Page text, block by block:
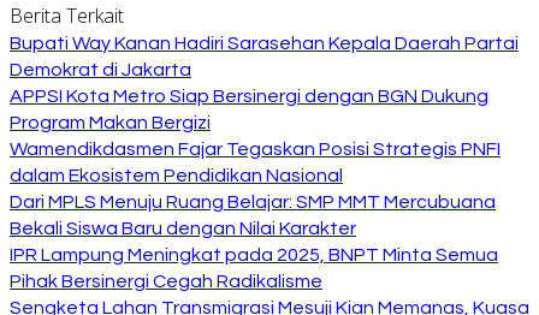
Berita Terkait
Bupati Way Kanan Hadiri Sarasehan Kepala Daerah Partai
Demokrat di Jakarta
APPSI Kota Metro Siap Bersinergi dengan BGN Dukung
Program Makan Bergizi
Wamendikdasmen Fajar Tegaskan Posisi Strategis PNFI
dalam Ekosistem Pendidikan Nasional
Dari MPLS Menuju Ruang Belajar: SMP MMT Mercubuana
Bekali Siswa Baru dengan Nilai Karakter
IPR Lampung Meningkat pada 2025, BNPT Minta Semua
Pihak Bersinergi Cegah Radikalisme
Sengketa Lahan Transmigrasi Mesuji Kian Memanas, Kuasa